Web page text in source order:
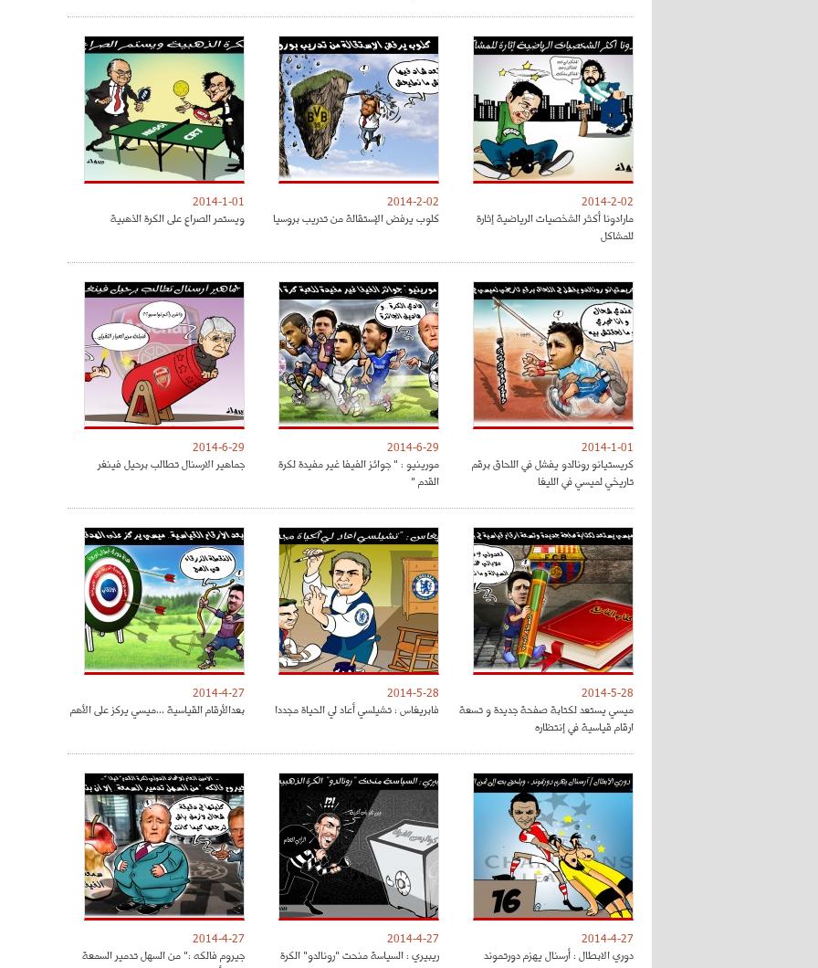
2014-2-02
مارادونا أكثر الشخصيات الرياضية إثارة
للمشاكل
2014-2-02
كلوب يرفض الإستقالة من تدريب بروسيا
2014-1-01
ويستمر الصراع على الكرة الذهبية
2014-1-01
كريستيانو رونالدو يفشل في اللحاق برقم
تاريخي لميسي في الليغا
2014-6-29
مورينيو : " جوائز الفيفا غير مفيدة لكرة
القدم "
2014-6-29
جماهير الارسنال تطالب برحيل فينغر
2014-5-28
ميسي يستعد لكتابة صفحة جديدة و تسعة
ارقام قياسية في إنتظاره
2014-5-28
فابريغاس : تشيلسي أعاد لي الحياة مجددا
2014-4-27
بعدالأرقام القياسية ...ميسي يركز على الأهم
2014-4-27
دوري الابطال : أرسنال يهزم دورتموند
2014-4-27
ريبيري : السياسة منحت "رونالدو" الكرة
2014-4-27
جيروم فالكه :" من السهل تدمير السمعة